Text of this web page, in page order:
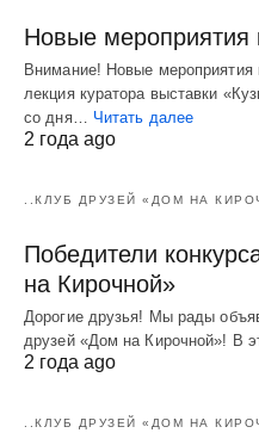
Новые мероприятия
Внимание! Новые мероприятия
лекция куратора выставки
со дня… Читать далее
2 года ago
..КЛУБ ДРУЗЕЙ «ДОМ НА
Победители
на Кирочной»
Дорогие друзья! Мы рады
друзей «Дом на Кирочной»! В
2 года ago
..КЛУБ ДРУЗЕЙ «ДОМ НА